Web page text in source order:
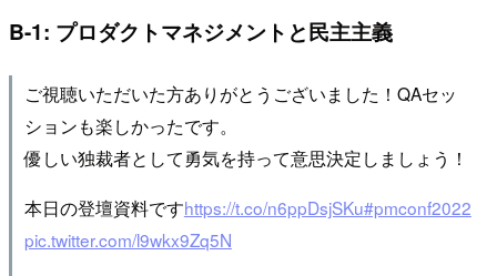
B-1: プロダクトマネジメントと民主主義
ご視聴いただいた方ありがとうございました！QAセッ
ションも楽しかったです。
優しい独裁者として勇気を持って意思決定しましょう！
本日の登壇資料ですhttps://t.co/n6ppDsjSKu#pmconf2022
pic.twitter.com/l9wkx9Zq5N